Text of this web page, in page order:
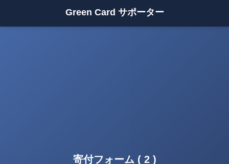
Green Card サポーター
寄付フォーム ( 2 )